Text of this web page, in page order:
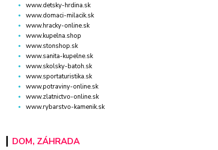
www.detsky-hrdina.sk
www.domaci-milacik.sk
www.hracky-online.sk
www.kupelna.shop
www.stonshop.sk
www.sanita-kupelne.sk
www.skolsky-batoh.sk
www.sportaturistika.sk
www.potraviny-online.sk
www.zlatnictvo-online.sk
www.rybarstvo-kamenik.sk
DOM, ZÁHRADA